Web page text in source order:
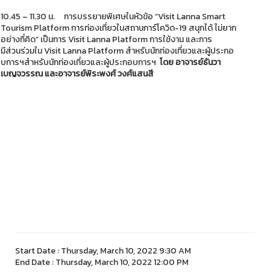
10.45 – 11.30 น. การบรรยายพิเศษในหัวข้อ “Visit Lanna Smart
Tourism Platform การท่องเที่ยวในสถานการ์โควิด-19 สนุกได้ ไม่ยาก
อย่างที่คิด” เป็นการ Visit Lanna Platform การใช้งาน และการ
มีส่วนร่วมใน Visit Lanna Platform สำหรับนักท่องเที่ยวและผู้ประกอ
บการฯสำหรับนักท่องเที่ยวและผู้ประกอบการฯ โดย อาจารย์ธันวา
เบญจวรรณ และอาจารย์พิระพงศ์ วงศ์แสนสี
Start Date : Thursday, March 10, 2022 9:30 AM
End Date : Thursday, March 10, 2022 12:00 PM